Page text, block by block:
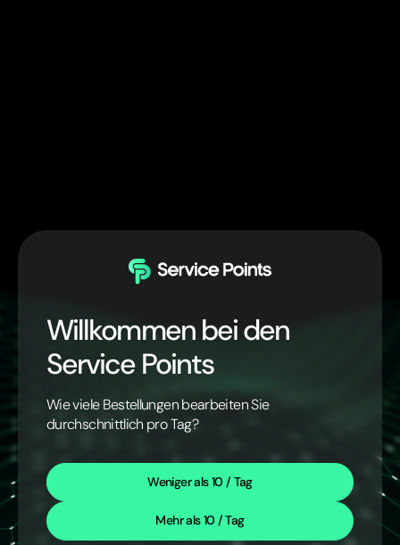
Willkommen bei den
Service Points
Wie viele Bestellungen bearbeiten Sie
durchschnittlich pro Tag?
Weniger als 10 / Tag
Mehr als 10 / Tag